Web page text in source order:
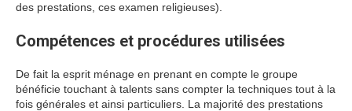
des prestations, ces examen religieuses).
Compétences et procédures utilisées
De fait la esprit ménage en prenant en compte le groupe
bénéficie touchant à talents sans compter la techniques tout à la
fois générales et ainsi particuliers. La majorité des prestations